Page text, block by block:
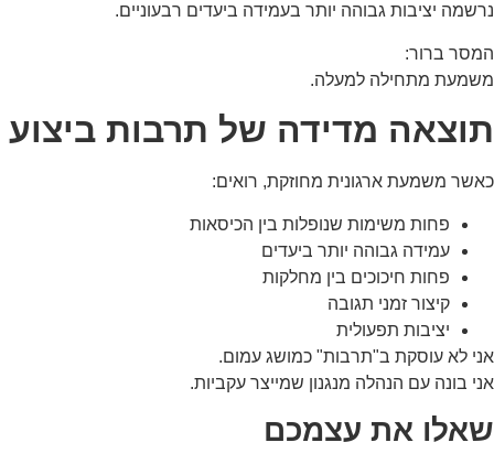
נרשמה יציבות גבוהה יותר בעמידה ביעדים רבעוניים.
המסר ברור:
משמעת מתחילה למעלה.
תוצאה מדידה של תרבות ביצוע
כאשר משמעת ארגונית מחוזקת, רואים:
פחות משימות שנופלות בין הכיסאות
עמידה גבוהה יותר ביעדים
פחות חיכוכים בין מחלקות
קיצור זמני תגובה
יציבות תפעולית
אני לא עוסקת ב"תרבות" כמושג עמום.
אני בונה עם הנהלה מנגנון שמייצר עקביות.
שאלו את עצמכם
שיווקי
שיתוף
תחומי
וההתנהגות
שלך בעת
באתר,
ההזדמנות
והצעות
מותאמות
אישית.